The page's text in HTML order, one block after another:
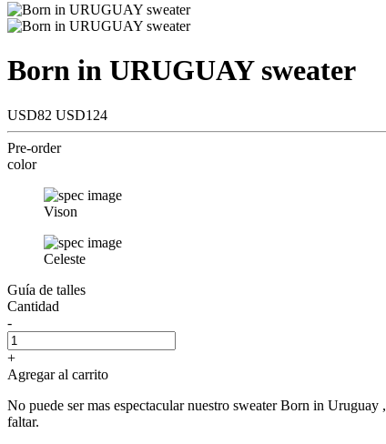
Born in URUGUAY sweater
USD82 USD124
Pre-order
color
Vison
Celeste
Guía de talles
Cantidad
-
+
Agregar al carrito
No puede ser mas espectacular nuestro sweater Born in
faltar.